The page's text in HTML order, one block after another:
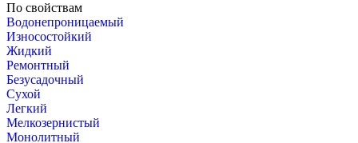
По свойствам
Водонепроницаемый
Износостойкий
Жидкий
Ремонтный
Безусадочный
Сухой
Легкий
Мелкозернистый
Монолитный